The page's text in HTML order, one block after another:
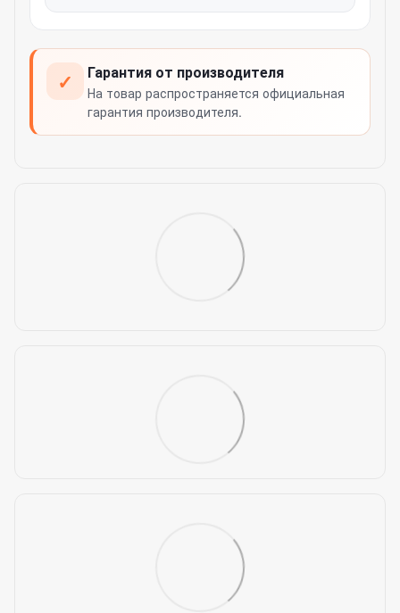
✓ Гарантия от производителя
На товар распространяется официальная
гарантия производителя.